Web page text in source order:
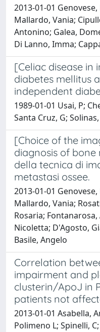
2013-01-01 Genovese,
Mallardo, Vania;
Antonino; Galea,
Di Lanno, Imma;
[Celiac disease in
diabetes mellitus
independent
1989-01-01 Usai, P;
Santa Cruz, G;
[Choice of the
diagnosis of bone
della tecnica di
metastasi ossee.
2013-01-01 Genovese,
Mallardo, Vania;
Rosaria;
Nicoletta; D'Agosto,
Basile, Angelo
Correlation
impairment and
clusterin/ApoJ in
patients not
2013-01-01 Asabella,
Polimeno L; Spinelli,